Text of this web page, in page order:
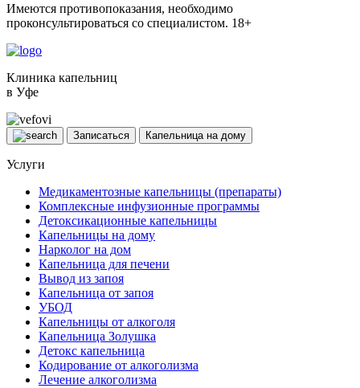
Имеются противопоказания, необходимо
проконсультироваться со специалистом. 18+
Клиника капельниц
в Уфе
Записаться Капельница на дому
Услуги
Медикаментозные капельницы (препараты)
Комплексные инфузионные программы
Детоксикационные капельницы
Капельницы на дому
Нарколог на дом
Капельница для печени
Вывод из запоя
Капельница от запоя
УБОД
Капельницы от алкоголя
Капельница Золушка
Детокс капельница
Кодирование от алкоголизма
Лечение алкоголизма